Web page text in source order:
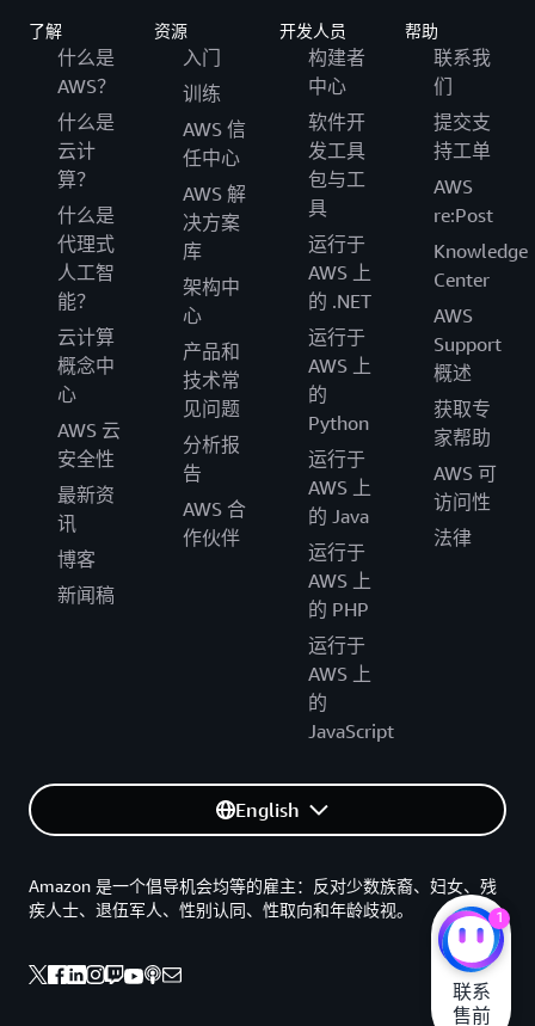
了解
什么是
AWS？
什么是
云计
算？
什么是
代理式
人工智
能？
云计算
概念中
心
AWS 云
安全性
最新资
讯
博客
新闻稿
资源
入门
训练
AWS 信
任中心
AWS 解
决方案
库
架构中
心
产品和
技术常
见问题
分析报
告
AWS 合
作伙伴
开发人员
构建者
中心
软件开
发工具
包与工
具
运行于
AWS 上
的 .NET
运行于
AWS 上
的
Python
运行于
AWS 上
的 Java
运行于
AWS 上
的 PHP
运行于
AWS 上
的
JavaScript
帮助
联系我
们
提交支
持工单
AWS
re:Post
Knowledge
Center
AWS
Support
概述
获取专
家帮助
AWS 可
访问性
法律
English
Amazon 是一个倡导机会均等的雇主：反对少数族裔、妇女、残
疾人士、退伍军人、性别认同、性取向和年龄歧视。
1
联系
售前